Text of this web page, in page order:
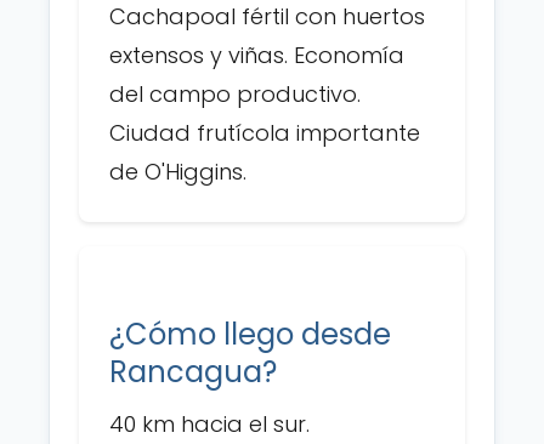
Cachapoal fértil con huertos
extensos y viñas. Economía
del campo productivo.
Ciudad frutícola importante
de O'Higgins.
¿Cómo llego desde
Rancagua?
40 km hacia el sur.